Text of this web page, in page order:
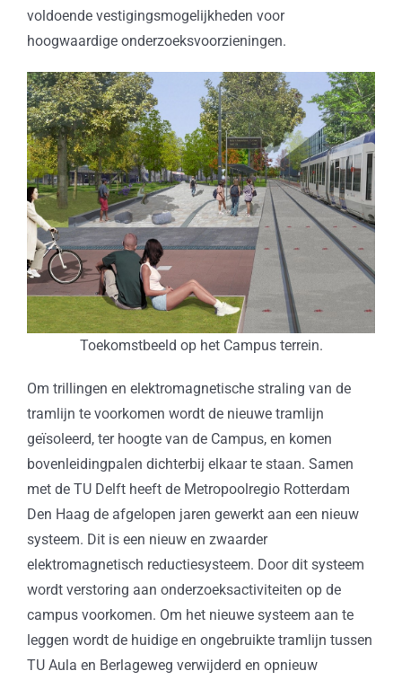
voldoende vestigingsmogelijkheden voor
hoogwaardige onderzoeksvoorzieningen.
Toekomstbeeld op het Campus terrein.
Om trillingen en elektromagnetische straling van de
tramlijn te voorkomen wordt de nieuwe tramlijn
geïsoleerd, ter hoogte van de Campus, en komen
bovenleidingpalen dichterbij elkaar te staan. Samen
met de TU Delft heeft de Metropoolregio Rotterdam
Den Haag de afgelopen jaren gewerkt aan een nieuw
systeem. Dit is een nieuw en zwaarder
elektromagnetisch reductiesysteem. Door dit systeem
wordt verstoring aan onderzoeksactiviteiten op de
campus voorkomen. Om het nieuwe systeem aan te
leggen wordt de huidige en ongebruikte tramlijn tussen
TU Aula en Berlageweg verwijderd en opnieuw